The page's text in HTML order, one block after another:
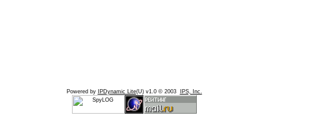
Powered by IPDynamic Lite(U) v1.0 © 2003 IPS, Inc.